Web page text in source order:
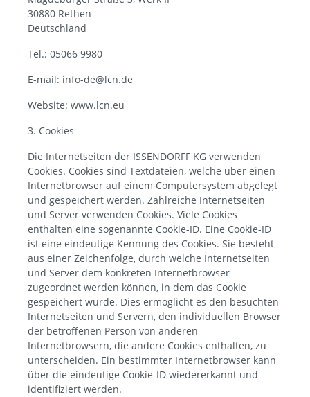
30880 Rethen
Deutschland
Tel.: 05066 9980
E-mail: info-de@lcn.de
Website: www.lcn.eu
3. Cookies
Die Internetseiten der ISSENDORFF KG verwenden
Cookies. Cookies sind Textdateien, welche über einen
Internetbrowser auf einem Computersystem abgelegt
und gespeichert werden. Zahlreiche Internetseiten
und Server verwenden Cookies. Viele Cookies
enthalten eine sogenannte Cookie-ID. Eine Cookie-ID
ist eine eindeutige Kennung des Cookies. Sie besteht
aus einer Zeichenfolge, durch welche Internetseiten
und Server dem konkreten Internetbrowser
zugeordnet werden können, in dem das Cookie
gespeichert wurde. Dies ermöglicht es den besuchten
Internetseiten und Servern, den individuellen Browser
der betroffenen Person von anderen
Internetbrowsern, die andere Cookies enthalten, zu
unterscheiden. Ein bestimmter Internetbrowser kann
über die eindeutige Cookie-ID wiedererkannt und
identifiziert werden.